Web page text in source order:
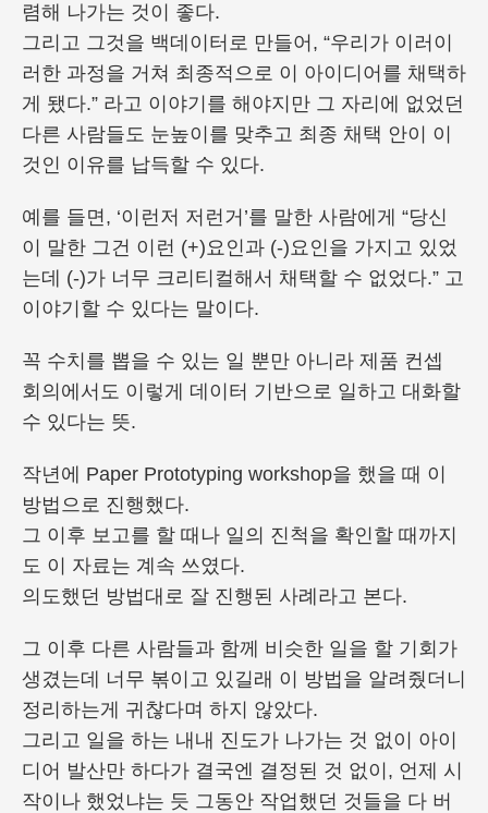
렴해 나가는 것이 좋다.
그리고 그것을 백데이터로 만들어, “우리가 이러이
러한 과정을 거쳐 최종적으로 이 아이디어를 채택하
게 됐다.” 라고 이야기를 해야지만 그 자리에 없었던
다른 사람들도 눈높이를 맞추고 최종 채택 안이 이
것인 이유를 납득할 수 있다.
예를 들면, ‘이런저 저런거’를 말한 사람에게 “당신
이 말한 그건 이런 (+)요인과 (-)요인을 가지고 있었
는데 (-)가 너무 크리티컬해서 채택할 수 없었다.” 고
이야기할 수 있다는 말이다.
꼭 수치를 뽑을 수 있는 일 뿐만 아니라 제품 컨셉
회의에서도 이렇게 데이터 기반으로 일하고 대화할
수 있다는 뜻.
작년에 Paper Prototyping workshop을 했을 때 이
방법으로 진행했다.
그 이후 보고를 할 때나 일의 진척을 확인할 때까지
도 이 자료는 계속 쓰였다.
의도했던 방법대로 잘 진행된 사례라고 본다.
그 이후 다른 사람들과 함께 비슷한 일을 할 기회가
생겼는데 너무 볶이고 있길래 이 방법을 알려줬더니
정리하는게 귀찮다며 하지 않았다.
그리고 일을 하는 내내 진도가 나가는 것 없이 아이
디어 발산만 하다가 결국엔 결정된 것 없이, 언제 시
작이나 했었냐는 듯 그동안 작업했던 것들을 다 버